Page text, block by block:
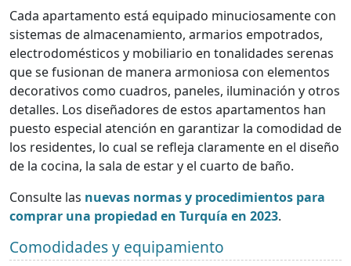
Cada apartamento está equipado minuciosamente con
sistemas de almacenamiento, armarios empotrados,
electrodomésticos y mobiliario en tonalidades serenas
que se fusionan de manera armoniosa con elementos
decorativos como cuadros, paneles, iluminación y otros
detalles. Los diseñadores de estos apartamentos han
puesto especial atención en garantizar la comodidad de
los residentes, lo cual se refleja claramente en el diseño
de la cocina, la sala de estar y el cuarto de baño.
Consulte las nuevas normas y procedimientos para
comprar una propiedad en Turquía en 2023.
Comodidades y equipamiento